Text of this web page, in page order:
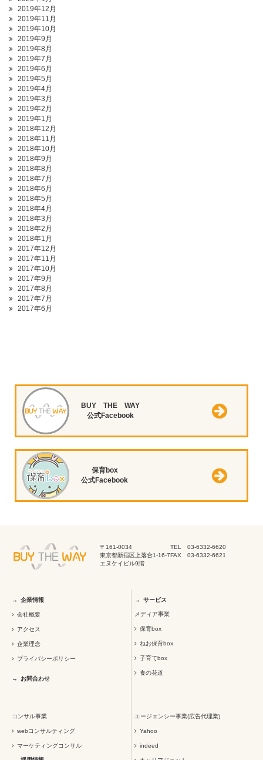
2019年12月
2019年11月
2019年10月
2019年9月
2019年8月
2019年7月
2019年6月
2019年5月
2019年4月
2019年3月
2019年2月
2019年1月
2018年12月
2018年11月
2018年10月
2018年9月
2018年8月
2018年7月
2018年6月
2018年5月
2018年4月
2018年3月
2018年2月
2018年1月
2017年12月
2017年11月
2017年10月
2017年9月
2017年8月
2017年7月
2017年6月
BUY THE WAY
公式Facebook
保育box
公式Facebook
〒161-0034
東京都新宿区上落合1-16-7
エヌケイビル9階
TEL 03-6332-6620
FAX 03-6332-6621
企業情報
会社概要
アクセス
企業理念
プライバシーポリシー
お問合わせ
サービス
メディア事業
保育box
ねお保育box
子育てbox
食の花道
コンサル事業
webコンサルティング
マーケティングコンサル
エージェンシー事業(広告代理業)
Yahoo
indeed